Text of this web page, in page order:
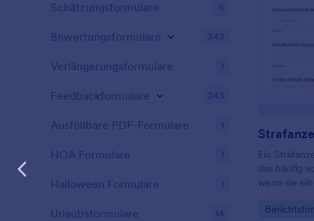
Ein
das häufig
wenn sie
Go to
Schätzungsformulare 6
Bewertungsformulare 343
Verlängerungsformulare 1
Feedbackformulare 243
Ausfüllbare PDF-Formulare 1
HOA Formulare 1
Halloween Formulare 1
Urlaubsformulare 14